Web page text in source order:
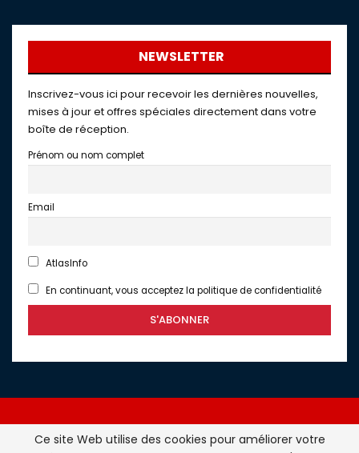
NEWSLETTER
Inscrivez-vous ici pour recevoir les dernières nouvelles,
mises à jour et offres spéciales directement dans votre
boîte de réception.
Prénom ou nom complet
Email
AtlasInfo
En continuant, vous acceptez la politique de confidentialité
Ce site Web utilise des cookies pour améliorer votre